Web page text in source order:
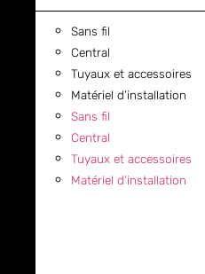
Sans fil
Central
Tuyaux et accessoires
Matériel d’installation
Sans fil
Central
Tuyaux et accessoires
Matériel d’installation